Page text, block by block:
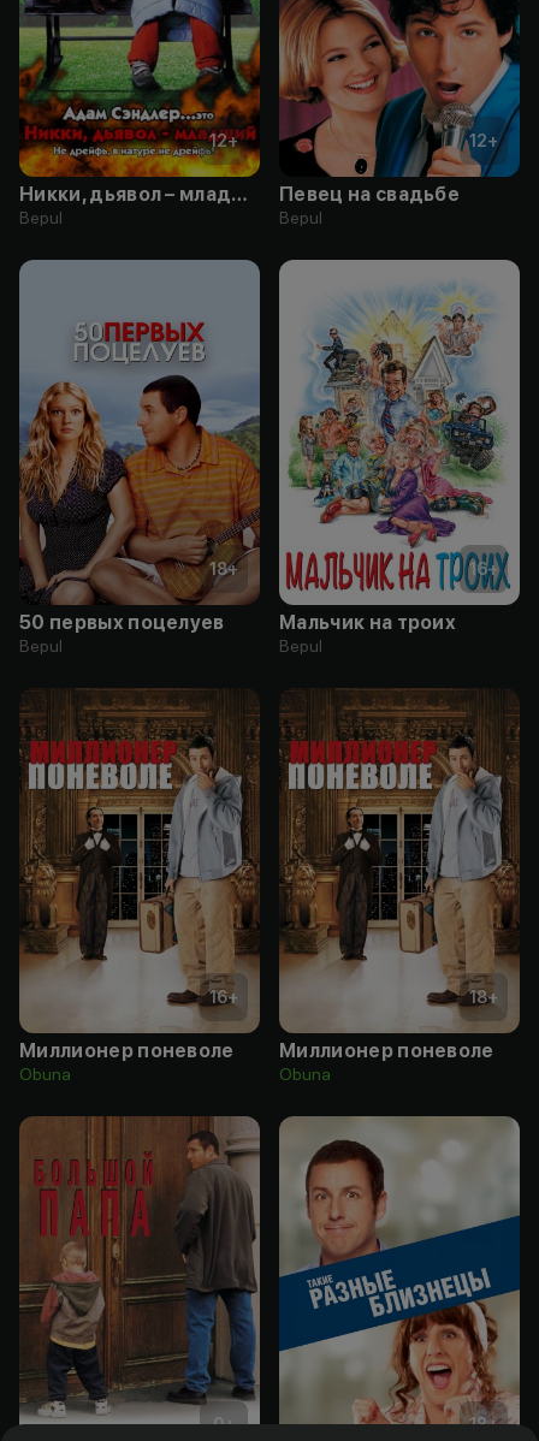
12+
Никки, дьявол – младший
Bepul
12+
Певец на свадьбе
Bepul
18+
50 первых поцелуев
Bepul
16+
Мальчик на троих
Bepul
16+
Миллионер поневоле
Obuna
18+
Миллионер поневоле
Obuna
0+ 18+